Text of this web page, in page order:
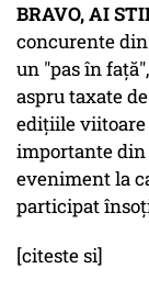
BRAVO, AI
concurente
un "pas în
aspru taxate
edițiile
importante din
eveniment la
participat
[citeste si]